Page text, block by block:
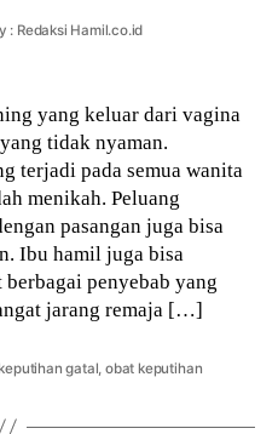
: Redaksi Hamil.co.id
yang keluar dari vagina
tidak nyaman.
terjadi pada semua wanita
menikah. Peluang
pasangan juga bisa
Ibu hamil juga bisa
penyebab yang
jarang remaja […]
keputihan gatal,obat keputihan